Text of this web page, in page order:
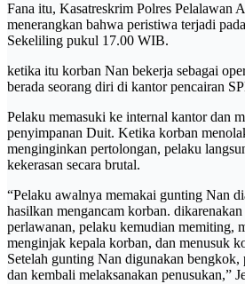
Fana itu, Kasatreskrim Polres Pelalawan
menerangkan bahwa peristiwa terjadi
Sekeliling pukul 17.00 WIB.
ketika itu korban Nan bekerja sebagai
berada seorang diri di kantor pencairan
Pelaku memasuki ke internal kantor dan
penyimpanan Duit. Ketika korban
menginginkan pertolongan, pelaku
kekerasan secara brutal.
“Pelaku awalnya memakai gunting Nan
hasilkan mengancam korban.
perlawanan, pelaku kemudian memiting,
menginjak kepala korban, dan menusuk
Setelah gunting Nan digunakan bengkok,
dan kembali melaksanakan penusukan,”